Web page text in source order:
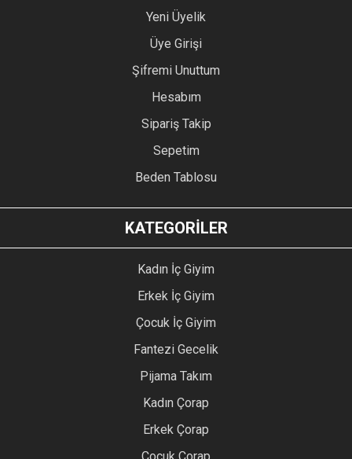
Yeni Üyelik
Üye Girişi
Şifremi Unuttum
Hesabım
Sipariş Takip
Sepetim
Beden Tablosu
KATEGORİLER
Kadın İç Giyim
Erkek İç Giyim
Çocuk İç Giyim
Fantezi Gecelik
Pijama Takım
Kadın Çorap
Erkek Çorap